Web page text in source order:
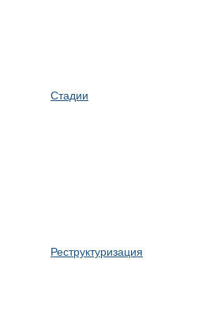
Стадии
Реструктуризация